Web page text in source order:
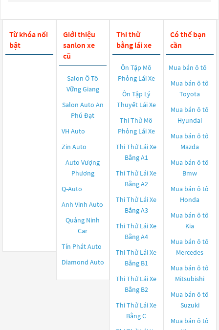
Từ khóa nổi
bật
Giới thiệu
sanlon xe
cũ
Salon Ô Tô
Vững Giang
Salon Auto An
Phú Đạt
VH Auto
Zin Auto
Auto Vượng
Phương
Q-Auto
Anh Vinh Auto
Quảng Ninh
Car
Tín Phát Auto
Diamond Auto
Thi thử
bằng lái xe
Ôn Tập Mô
Phỏng Lái Xe
Ôn Tập Lý
Thuyết Lái Xe
Thi Thử Mô
Phỏng Lái Xe
Thi Thử Lái Xe
Bằng A1
Thi Thử Lái Xe
Bằng A2
Thi Thử Lái Xe
Bằng A3
Thi Thử Lái Xe
Bằng A4
Thi Thử Lái Xe
Bằng B1
Thi Thử Lái Xe
Bằng B2
Thi Thử Lái Xe
Bằng C
Có thể bạn
cần
Mua bán ô tô
Mua bán ô tô
Toyota
Mua bán ô tô
Hyundai
Mua bán ô tô
Mazda
Mua bán ô tô
Bmw
Mua bán ô tô
Honda
Mua bán ô tô
Kia
Mua bán ô tô
Mercedes
Mua bán ô tô
Mitsubishi
Mua bán ô tô
Suzuki
Mua bán ô tô